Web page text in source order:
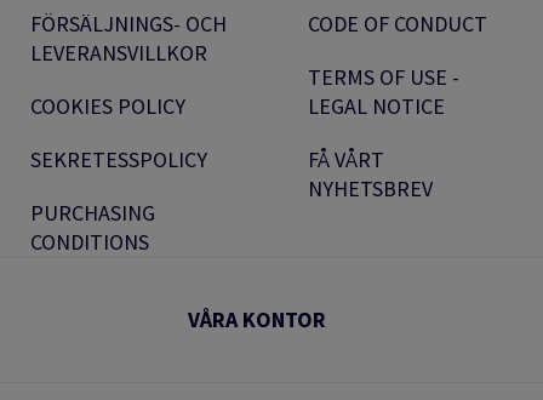
FÖRSÄLJNINGS- OCH
LEVERANSVILLKOR
COOKIES POLICY
SEKRETESSPOLICY
PURCHASING
CONDITIONS
CODE OF CONDUCT
TERMS OF USE -
LEGAL NOTICE
FÅ VÅRT
NYHETSBREV
VÅRA KONTOR